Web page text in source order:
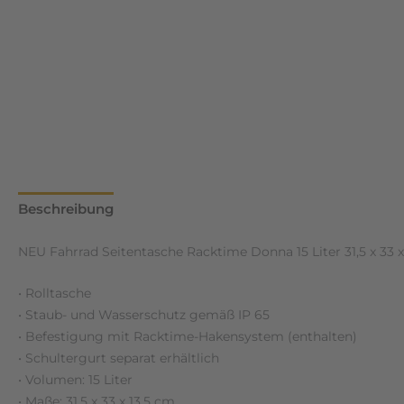
Beschreibung
NEU Fahrrad Seitentasche Racktime Donna 15 Liter 31,5 x 33
• Rolltasche
• Staub- und Wasserschutz gemäß IP 65
• Befestigung mit Racktime-Hakensystem (enthalten)
• Schultergurt separat erhältlich
• Volumen: 15 Liter